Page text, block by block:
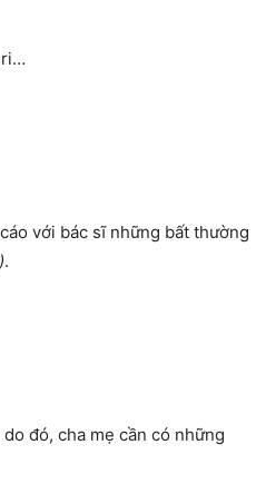
ri…
với bác sĩ những bất thường
.
đó, cha mẹ cần có những